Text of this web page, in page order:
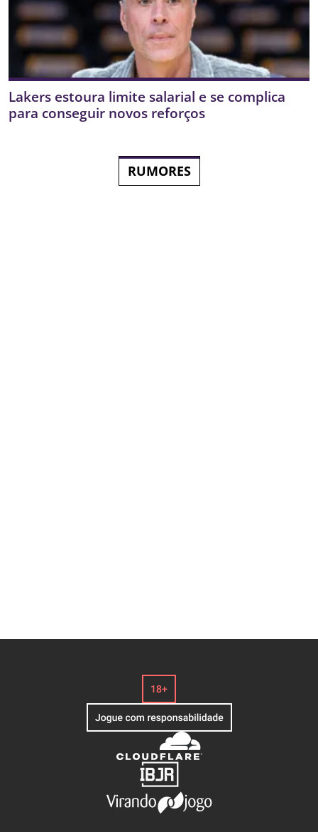
Lakers estoura limite salarial e se complica
para conseguir novos reforços
RUMORES